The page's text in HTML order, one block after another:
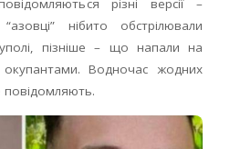
різні версії –
нібито обстрілювали
пізніше – що напали на
Водночас ​жодних
повідомляють.